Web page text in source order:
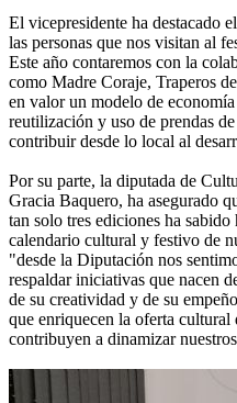
El vicepresidente ha destacado
las personas que nos visitan al
Este año contaremos con la
como Madre Coraje, Traperos
en valor un modelo de
reutilización y uso de prendas
contribuir desde lo local al
Por su parte, la diputada de
Gracia Baquero, ha asegurado
tan solo tres ediciones ha
calendario cultural y festivo de
"desde la Diputación nos
respaldar iniciativas que nacen
de su creatividad y de su
que enriquecen la oferta
contribuyen a dinamizar